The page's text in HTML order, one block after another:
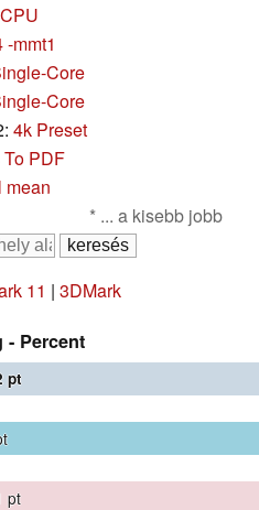
-mmt1
Core
Core
4k Preset
PDF
mean
* ... a kisebb jobb
11 | 3DMark
- Percent
pt
pt